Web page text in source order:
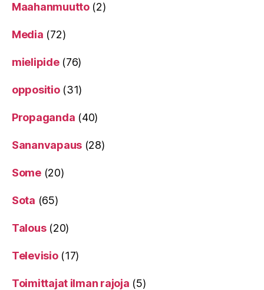
Maahanmuutto(2)
Media (72)
mielipide(76)
oppositio(31)
Propaganda (40)
Sananvapaus (28)
Some(20)
Sota (65)
Talous(20)
Televisio(17)
Toimittajat ilman rajoja (5)